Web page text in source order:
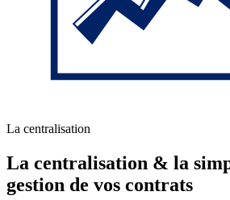
La centralisation
La centralisation & la
gestion de vos contrats